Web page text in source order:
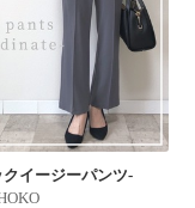
イージーパンツ-